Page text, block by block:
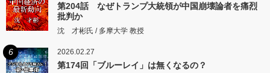
第204話 なぜトランプ大統領が中国崩壊論者を痛烈
批判か
沈 才彬氏 / 多摩大学 教授
6 2026.02.27
第174回「ブルーレイ」は無くなるの？